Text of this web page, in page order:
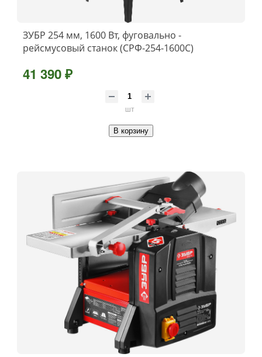
ЗУБР 254 мм, 1600 Вт, фуговально -
рейсмусовый станок (СРФ-254-1600С)
41 390 ₽
шт
В корзину